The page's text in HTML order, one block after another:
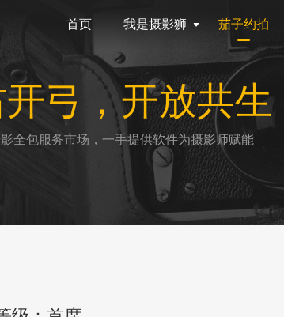
首页 我是摄影狮 茄子约拍
弓，开放共生
全包服务市场，一手提供软件为摄影师赋能